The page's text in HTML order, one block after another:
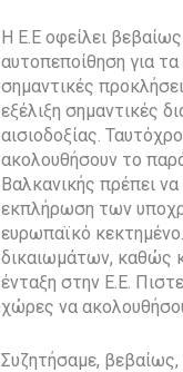
Η Ε.Ε οφείλει
αυτοπεποίθηση για
σημαντικές
εξέλιξη σημαντικές
αισιοδοξίας.
ακολουθήσουν το
Βαλκανικής πρέπει
εκπλήρωση των
ευρωπαϊκό
δικαιωμάτων, καθώς
ένταξη στην Ε.Ε.
χώρες να
Συζητήσαμε,